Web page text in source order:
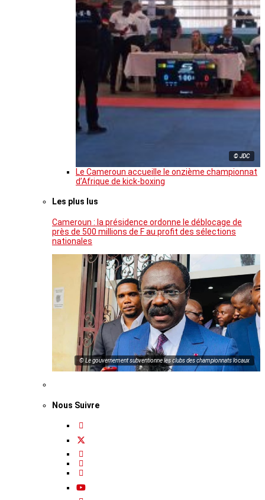
© JDC
Le Cameroun accueille le onzième championnat
d’Afrique de kick-boxing
Les plus lus
Cameroun : la présidence ordonne le déblocage de
près de 500 millions de F au profit des sélections
nationales
© Le gouvernement subventionne les clubs des championnats locaux
Nous Suivre